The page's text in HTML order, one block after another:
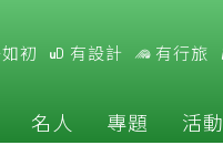
初 有設計 有行旅
名人 專題 活動